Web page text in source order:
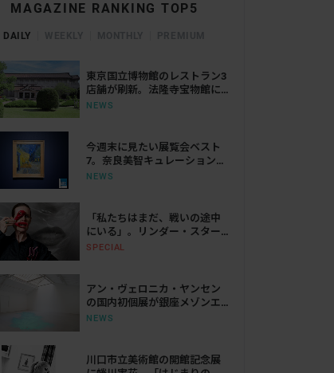
MAGAZINE RANKING TOP5
DAILY
東京国立博物館のレストラン3
店舗が刷新。法隆寺宝物館に
は「鮨会席 おく乃」がオープ
NEWS
今週末に見たい展覧会ベスト
7。奈良美智キュレーション展
から大ゴッホ展、ボッティチ
NEWS
「私たちはまだ、戦いの途中
にいる」。リンダー・スター
リングが語る、表現と抵抗の
SPECIAL
アン・ヴェロニカ・ヤンセン
の国内初個展が銀座メゾンエ
ルメス ル・フォーラムで開
NEWS
川口市立美術館の開館記念展